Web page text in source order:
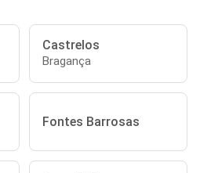
Castrelos
Bragança
Fontes Barrosas